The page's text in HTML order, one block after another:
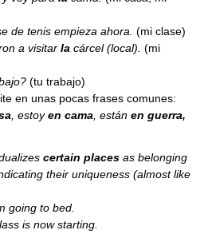
de tenis empieza ahora. (mi clase)
a visitarla cárcel (local). (mi
(tu trabajo)
en unas pocas frases comunes:
, estoyen cama , están en guerra,
certain placesas belonging
their uniqueness (almost like
going to bed.
is now starting.